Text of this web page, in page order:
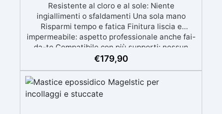
Resistente al cloro e al sole: Niente
ingiallimenti o sfaldamenti Una sola mano
Risparmi tempo e fatica Finitura liscia e
impermeabile: aspetto professionale anche fai-
da-te Compatibile con più supporti: nessun
bisogno di primer Uso privato, risultato pro
€179,90